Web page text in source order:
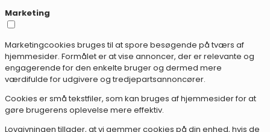
Marketing
Marketingcookies bruges til at spore besøgende på tværs af
hjemmesider. Formålet er at vise annoncer, der er relevante og
engagerende for den enkelte bruger og dermed mere
værdifulde for udgivere og tredjepartsannoncører.
Cookies er små tekstfiler, som kan bruges af hjemmesider for at
gøre brugerens oplevelse mere effektiv.
Lovgivningen tillader, at vi gemmer cookies på din enhed, hvis de